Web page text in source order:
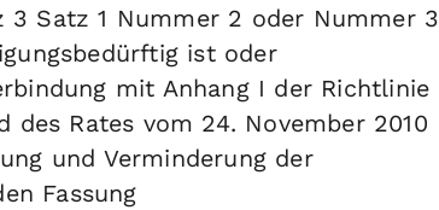
3 Satz 1 Nummer 2 oder Nummer 3
ist oder
mit Anhang I der Richtlinie
des Rates vom 24. November 2010
und Verminderung der
Fassung